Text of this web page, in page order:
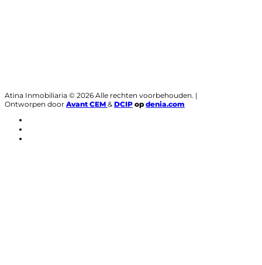
Atina Inmobiliaria © 2026 Alle rechten voorbehouden. |
Ontworpen door Avant CEM & DCIP op denia.com